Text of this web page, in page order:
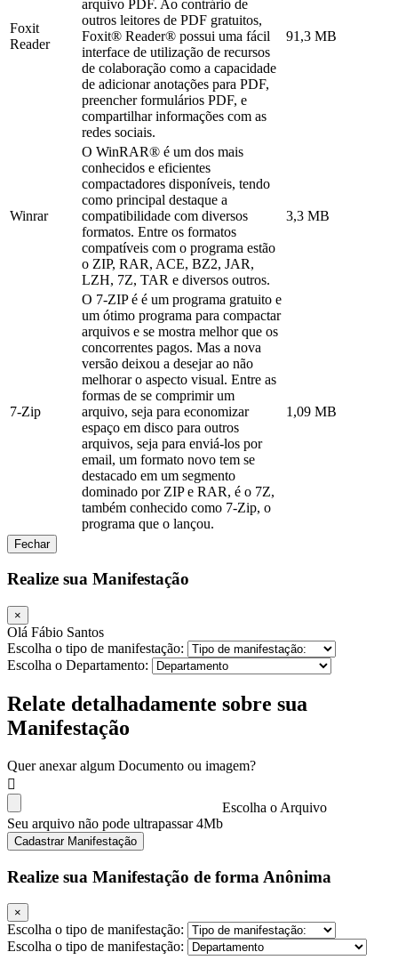
Foxit
Reader
arquivo PDF. Ao contrário de
outros leitores de PDF gratuitos,
Foxit® Reader® possui uma fácil
interface de utilização de recursos
de colaboração como a capacidade
de adicionar anotações para PDF,
preencher formulários PDF, e
compartilhar informações com as
redes sociais.
91,3 MB
Winrar
O WinRAR® é um dos mais
conhecidos e eficientes
compactadores disponíveis, tendo
como principal destaque a
compatibilidade com diversos
formatos. Entre os formatos
compatíveis com o programa estão
o ZIP, RAR, ACE, BZ2, JAR,
LZH, 7Z, TAR e diversos outros.
3,3 MB
7-Zip
O 7-ZIP é é um programa gratuito e
um ótimo programa para compactar
arquivos e se mostra melhor que os
concorrentes pagos. Mas a nova
versão deixou a desejar ao não
melhorar o aspecto visual. Entre as
formas de se comprimir um
arquivo, seja para economizar
espaço em disco para outros
arquivos, seja para enviá-los por
email, um formato novo tem se
destacado em um segmento
dominado por ZIP e RAR, é o 7Z,
também conhecido como 7-Zip, o
programa que o lançou.
1,09 MB
Fechar
Realize sua Manifestação
×
Olá Fábio Santos
Escolha o tipo de manifestação:
Escolha o Departamento:
Relate detalhadamente sobre sua
Manifestação
Quer anexar algum Documento ou imagem?
Escolha o Arquivo
Seu arquivo não pode ultrapassar 4Mb
Cadastrar Manifestação
Realize sua Manifestação de forma Anônima
×
Escolha o tipo de manifestação:
Escolha o tipo de manifestação: